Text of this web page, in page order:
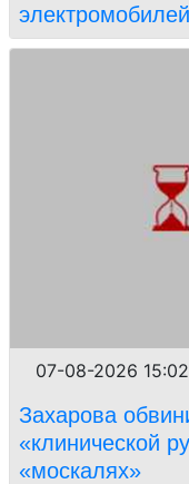
07-08-2026 15:02
Захарова
«клинической
«москалях»